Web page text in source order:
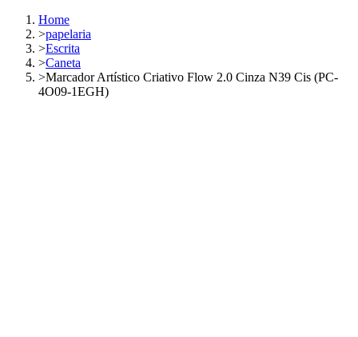
Home
>papelaria
>Escrita
>Caneta
>Marcador Artístico Criativo Flow 2.0 Cinza N39 Cis (PC-
4O09-1EGH)